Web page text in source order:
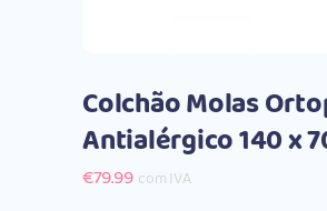
Colchão Molas
Antialérgico 140 x
€79.99 com IVA